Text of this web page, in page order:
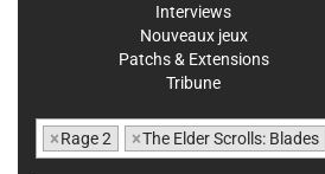
Interviews
Nouveaux jeux
Patchs & Extensions
Tribune
×Rage 2 ×The Elder Scrolls: Blades